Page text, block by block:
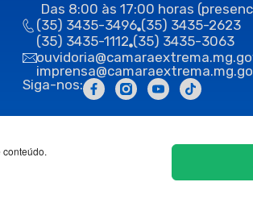
Das 8:00 às 17:00 horas
(35) 3435-3496 (35) 3435-2623
(35) 3435-1112 (35) 3435-3063
Siga-nos: